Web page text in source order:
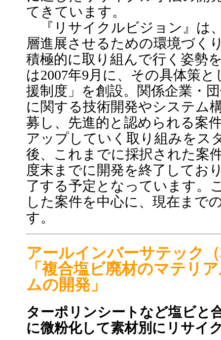
てきています。
『リサイクルビジョン』は
層進展させるための環境づく
積極的に取り組んで行く姿勢
は2007年9月に、その具体策
援制度」を創設。関係企業・
に関する技術開発やシステム
募し、先進的と認められる案
アップしていく取り組みをス
後、これまでに採択された案
度末までに開発を終了してお
了する予定となっています。
した案件を中心に、現在まで
す。
アールインバーサテック
「複合塩ビ廃材のマテリ
ムの開発」
ターポリンシートなど塩ビと
に微粉化して素材別にリサイ